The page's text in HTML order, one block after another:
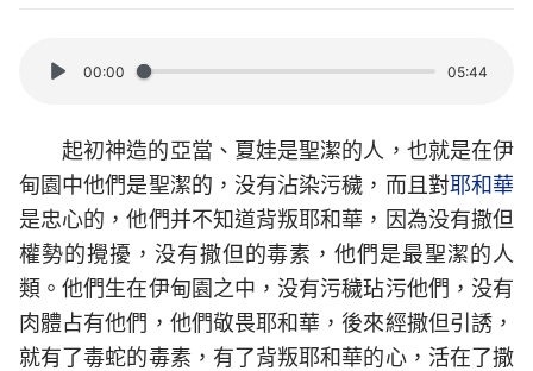
00:00 05:44
起初神造的亞當、夏娃是聖潔的人，也就是在伊
甸園中他們是聖潔的，没有沾染污穢，而且對耶和華
是忠心的，他們并不知道背叛耶和華，因為没有撒但
權勢的攪擾，没有撒但的毒素，他們是最聖潔的人
類。他們生在伊甸園之中，没有污穢玷污他們，没有
肉體占有他們，他們敬畏耶和華，後來經撒但引誘，
就有了毒蛇的毒素，有了背叛耶和華的心，活在了撒